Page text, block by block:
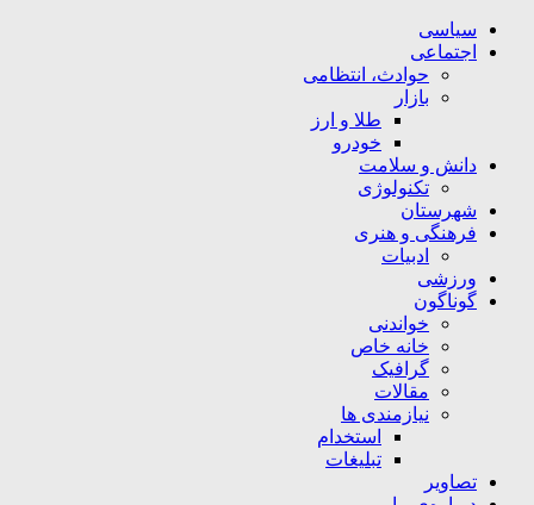
سیاسی
اجتماعی
حوادث، انتظامی
بازار
طلا و ارز
خودرو
دانش و سلامت
تکنولوژی
شهرستان
فرهنگی و هنری
ادبیات
ورزشی
گوناگون
خواندنی
خانه خاص
گرافیک
مقالات
نیازمندی ها
استخدام
تبلیغات
تصاویر